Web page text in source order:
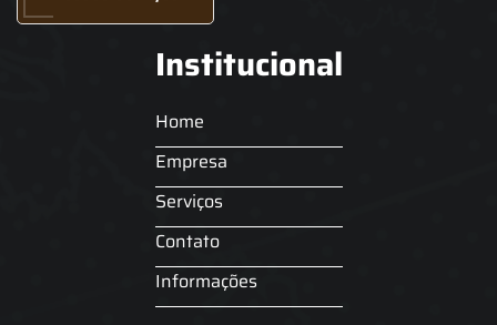
Institucional
Home
Empresa
Serviços
Contato
Informações